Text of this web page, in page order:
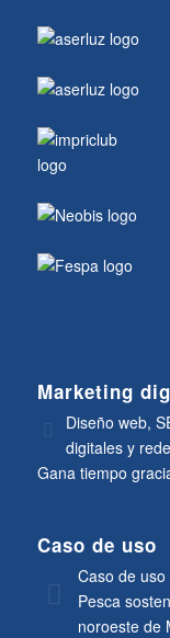
Marketing
Diseño web,
digitales y
Gana tiempo
Caso de uso
Caso de
Pesca
noroeste de